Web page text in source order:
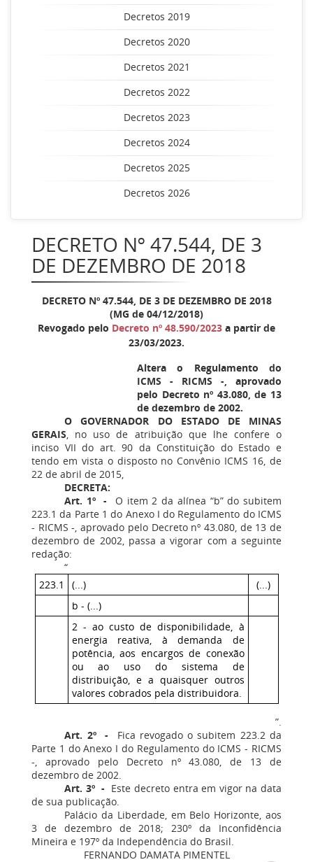
Decretos 2019
Decretos 2020
Decretos 2021
Decretos 2022
Decretos 2023
Decretos 2024
Decretos 2025
Decretos 2026
DECRETO Nº 47.544, DE 3
DE DEZEMBRO DE 2018
DECRETO Nº 47.544, DE 3 DE DEZEMBRO DE 2018
(MG de 04/12/2018)
Revogado pelo Decreto nº 48.590/2023 a partir de
23/03/2023.
Altera o Regulamento do
ICMS - RICMS -, aprovado
pelo Decreto nº 43.080, de 13
de dezembro de 2002.
O GOVERNADOR DO ESTADO DE MINAS
GERAIS, no uso de atribuição que lhe confere o
inciso VII do art. 90 da Constituição do Estado e
tendo em vista o disposto no Convênio ICMS 16, de
22 de abril de 2015,
DECRETA:
Art. 1º - O item 2 da alínea “b” do subitem
223.1 da Parte 1 do Anexo I do Regulamento do ICMS
- RICMS -, aprovado pelo Decreto nº 43.080, de 13 de
dezembro de 2002, passa a vigorar com a seguinte
redação:
“
223.1
(...)
(...)
b - (...)
2 - ao custo de disponibilidade, à
energia reativa, à demanda de
potência, aos encargos de conexão
ou ao uso do sistema de
distribuição, e a quaisquer outros
valores cobrados pela distribuidora.
”.
Art. 2º - Fica revogado o subitem 223.2 da
Parte 1 do Anexo I do Regulamento do ICMS - RICMS
-, aprovado pelo Decreto nº 43.080, de 13 de
dezembro de 2002.
Art. 3º - Este decreto entra em vigor na data
de sua publicação.
Palácio da Liberdade, em Belo Horizonte, aos
3 de dezembro de 2018; 230º da Inconfidência
Mineira e 197º da Independência do Brasil.
FERNANDO DAMATA PIMENTEL